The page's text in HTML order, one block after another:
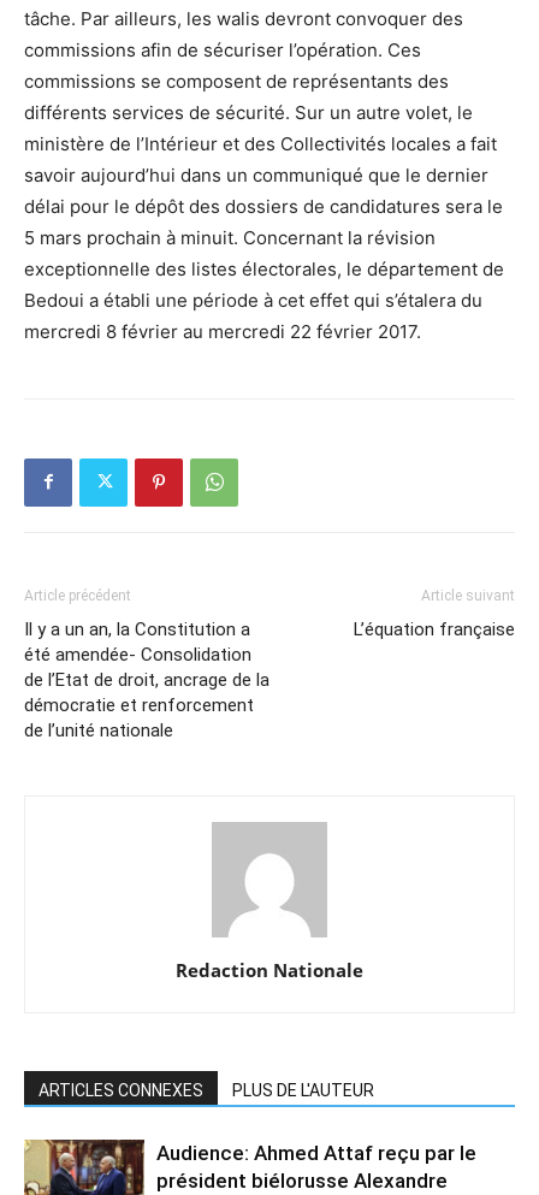
tâche. Par ailleurs, les walis devront convoquer des
commissions afin de sécuriser l’opération. Ces
commissions se composent de représentants des
différents services de sécurité. Sur un autre volet, le
ministère de l’Intérieur et des Collectivités locales a fait
savoir aujourd’hui dans un communiqué que le dernier
délai pour le dépôt des dossiers de candidatures sera le
5 mars prochain à minuit. Concernant la révision
exceptionnelle des listes électorales, le département de
Bedoui a établi une période à cet effet qui s’étalera du
mercredi 8 février au mercredi 22 février 2017.
Article précédent
Il y a un an, la Constitution a
été amendée- Consolidation
de l’Etat de droit, ancrage de la
démocratie et renforcement
de l’unité nationale
Article suivant
L’équation française
Redaction Nationale
ARTICLES CONNEXES PLUS DE L'AUTEUR
Audience: Ahmed Attaf reçu par le
président biélorusse Alexandre